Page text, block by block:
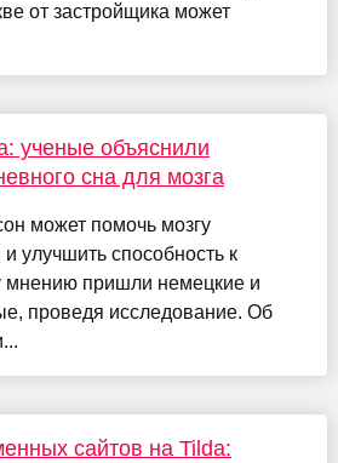
от застройщика может
ученые объяснили
сна для мозга
может помочь мозгу
улучшить способность к
мнению пришли немецкие и
проведя исследование. Об
сайтов на Tilda: